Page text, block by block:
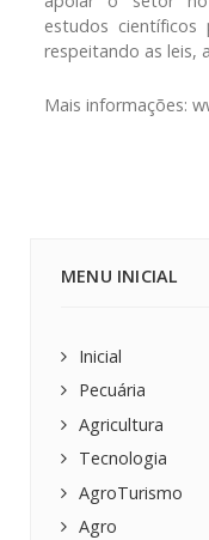
estudos científicos
respeitando as leis,
Mais informações:
MENU INICIAL
Inicial
Pecuária
Agricultura
Tecnologia
AgroTurismo
Agro